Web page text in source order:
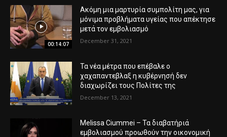
00:14:07
Ακόμη μια μαρτυρία συμπολίτη μας, για
μόνιμα προβλήματα υγείας που απέκτησε
μετά τον εμβολιασμό
December 31, 2021
Τα νέα μέτρα που επέβαλε ο
χαχαπαντεβλαξ η κυβέρνησή δεν
διαχωρίζει τους Πολίτες της
December 13, 2021
Melissa Ciummei – Τα διαβατήριά
εμβολιασμού προωθούν την οικονομική